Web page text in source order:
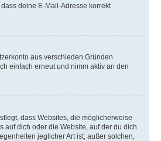
deine E-Mail-Adresse korrekt
aus verschieden Gründen
einfach erneut und nimm aktiv an den
dass Websites, die möglicherweise
dich oder die Website, auf der du dich
jeglicher Art ist; außer solchen,